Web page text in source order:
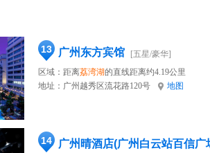
13 广州东方宾馆
[五星/豪华]
区域：距离荔湾湖的直线距离约4.19公里
地址： 广州越秀区流花路120号 地图
14 广州晴酒店(广州白云站百信广